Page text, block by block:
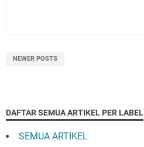
NEWER POSTS
DAFTAR SEMUA ARTIKEL PER LABEL
SEMUA ARTIKEL